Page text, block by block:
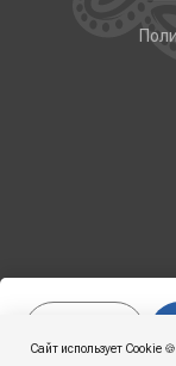
Сайт использует Cookie